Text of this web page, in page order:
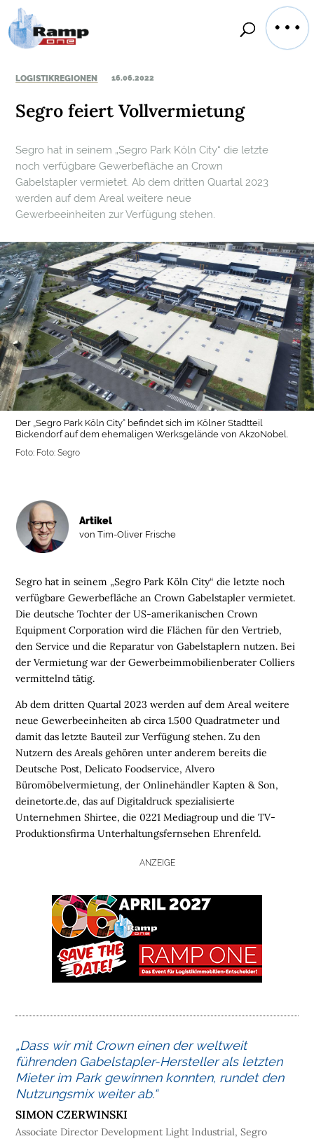
H
O
M
E
O
I
S
T
I
K
I
LOGISTIKREGIONEN 16.06.2022
Segro feiert Vollvermietung
Segro hat in seinem „Segro Park Köln City“ die letzte
noch verfügbare Gewerbefläche an Crown
Gabelstapler vermietet. Ab dem dritten Quartal 2023
werden auf dem Areal weitere neue
Gewerbeeinheiten zur Verfügung stehen.
Der „Segro Park Köln City“ befindet sich im Kölner Stadtteil
Bickendorf auf dem ehemaligen Werksgelände von AkzoNobel.
Foto: Foto: Segro
Segro hat in seinem „Segro Park Köln City“ die letzte noch
verfügbare Gewerbefläche an Crown Gabelstapler vermietet.
Die deutsche Tochter der US-amerikanischen Crown
Equipment Corporation wird die Flächen für den Vertrieb,
den Service und die Reparatur von Gabelstaplern nutzen. Bei
der Vermietung war der Gewerbeimmobilienberater Colliers
vermittelnd tätig.
Ab dem dritten Quartal 2023 werden auf dem Areal weitere
neue Gewerbeeinheiten ab circa 1.500 Quadratmeter und
damit das letzte Bauteil zur Verfügung stehen. Zu den
Nutzern des Areals gehören unter anderem bereits die
Deutsche Post, Delicato Foodservice, Alvero
Büromöbelvermietung, der Onlinehändler Kapten & Son,
deinetorte.de, das auf Digitaldruck spezialisierte
Unternehmen Shirtee, die 0221 Mediagroup und die TV-
Produktionsfirma Unterhaltungsfernsehen Ehrenfeld.
Artikel
von Tim-Oliver Frische
ANZEIGE
„Dass wir mit Crown einen der weltweit
führenden Gabelstapler-Hersteller als letzten
Mieter im Park gewinnen konnten, rundet den
Nutzungsmix weiter ab.“
SIMON CZERWINSKI
Associate Director Development Light Industrial, Segro